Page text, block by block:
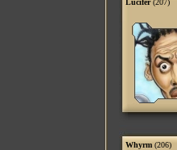
Lucifer (207)
Whyrm (206)